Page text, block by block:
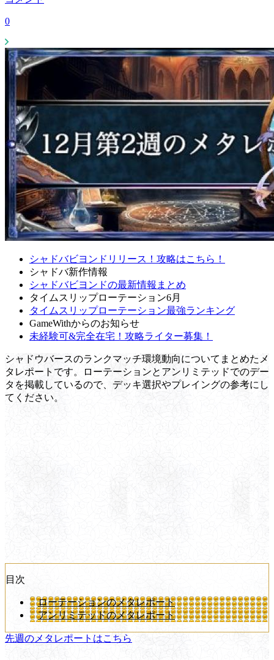
0
シャドバビヨンドリリース！攻略はこちら！
シャドバ新作情報
シャドバビヨンドの最新情報まとめ
タイムスリップローテーション6月
タイムスリップローテーション最強ランキング
GameWithからのお知らせ
未経験可&完全在宅！攻略ライター募集！
シャドウバースのランクマッチ環境動向についてまとめたメ
タレポートです。ローテーションとアンリミテッドでのデー
タを掲載しているので、デッキ選択やプレイングの参考にし
てください。
目次
ローテーションのメタレポート
アンリミテッドのメタレポート
先週のメタレポートはこちら